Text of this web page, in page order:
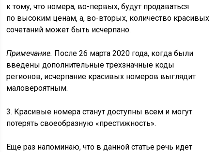
к тому, что номера, во-первых, будут продаваться
по высоким ценам, а, во-вторых, количество красивых
сочетаний может быть исчерпано.
Примечание. После 26 марта 2020 года, когда были
введены дополнительные трехзначные коды
регионов, исчерпание красивых номеров выглядит
маловероятным.
3. Красивые номера станут доступны всем и могут
потерять своеобразную «престижность».
Еще раз напоминаю, что в данной статье речь идет